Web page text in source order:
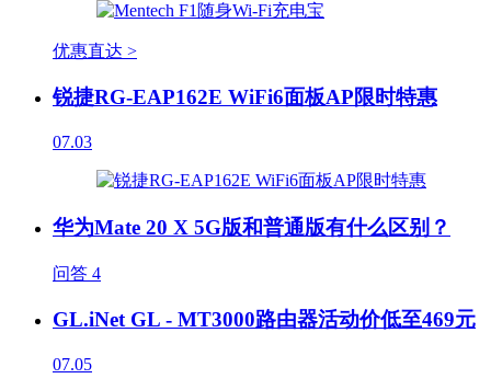
优惠直达 >
锐捷RG-EAP162E WiFi6面板AP限时特惠
07.03
华为Mate 20 X 5G版和普通版有什么区别？
问答 4
GL.iNet GL - MT3000路由器活动价低至469元
07.05